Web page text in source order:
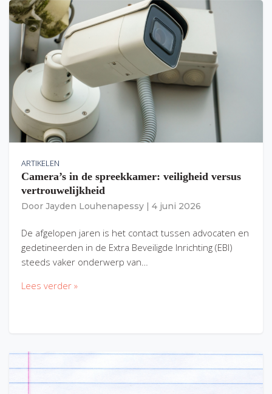
ARTIKELEN
Camera’s in de spreekkamer: veiligheid versus
vertrouwelijkheid
Door Jayden Louhenapessy 4 juni 2026
De afgelopen jaren is het contact tussen advocaten en
gedetineerden in de Extra Beveiligde Inrichting (EBI)
steeds vaker onderwerp van…
Lees verder »